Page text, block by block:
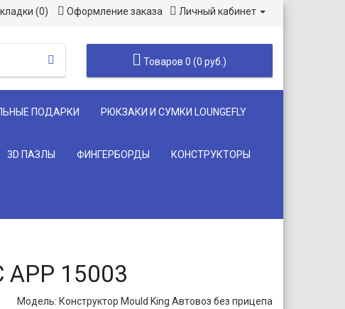
(0) Оформление заказа Личный кабинет
Товаров 0 (0 руб.)
ПОДАРКИ РЮКЗАКИ И СУМКИ LOUNGEFLY
3D ПАЗЛЫ ФИНГЕРБОРДЫ КОНСТРУКТОРЫ
APP 15003
Модель: Конструктор Mould King Автовоз без прицепа